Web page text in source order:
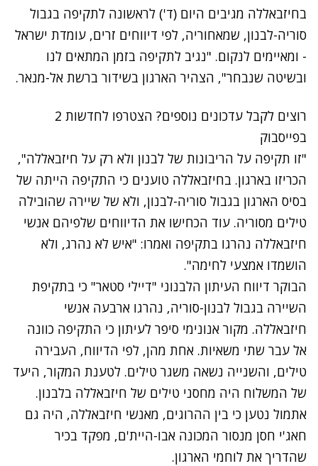
בחיזבאללה מגיבים היום (ד') לראשונה לתקיפה בגבול
סוריה-לבנון, שמאחוריה, לפי דיווחים זרים, עומדת ישראל
- ומאיימים לנקום. "נגיב לתקיפה בזמן המתאים לנו
ובשיטה שנבחר", הצהיר הארגון בשידור ברשת אל-מנאר.
רוצים לקבל עדכונים נוספים? הצטרפו לחדשות 2
בפייסבוק
"זו תקיפה על הריבונות של לבנון ולא רק על חיזבאללה",
הכריזו בארגון. בחיזבאללה טוענים כי התקיפה הייתה של
בסיס הארגון בגבול סוריה-לבנון, ולא של שיירה שהובילה
טילים מסוריה. עוד הכחישו את הדיווחים שלפיהם אנשי
חיזבאללה נהרגו בתקיפה ואמרו: "איש לא נהרג, ולא
הושמדו אמצעי לחימה".
הבוקר דיווח העיתון הלבנוני "דיילי סטאר" כי בתקיפת
השיירה בגבול לבנון-סוריה, נהרגו ארבעה אנשי
חיזבאללה. מקור אנונימי סיפר לעיתון כי התקיפה כוונה
אל עבר שתי משאיות. אחת מהן, לפי הדיווח, העבירה
טילים, והשנייה נשאה משגר טילים. לטענת המקור, היעד
של המשלוח היה מחסני טילים של חיזבאללה בלבנון.
אתמול נטען כי בין ההרוגים, מאנשי חיזבאללה, היה גם
חאג'י חסן מנסור המכונה אבו-היית'ם, מפקד בכיר
שהדריך את לוחמי הארגון.